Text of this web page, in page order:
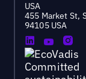
USA
455 Market St,
94105 USA